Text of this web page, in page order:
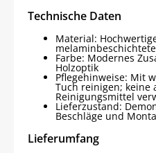
Technische Daten
Material:
Farbe: Modernes
Holzoptik
Pflegehinweise: Mit
Tuch reinigen; keine
Reinigungsmittel
Lieferzustand:
Beschläge und
Lieferumfang